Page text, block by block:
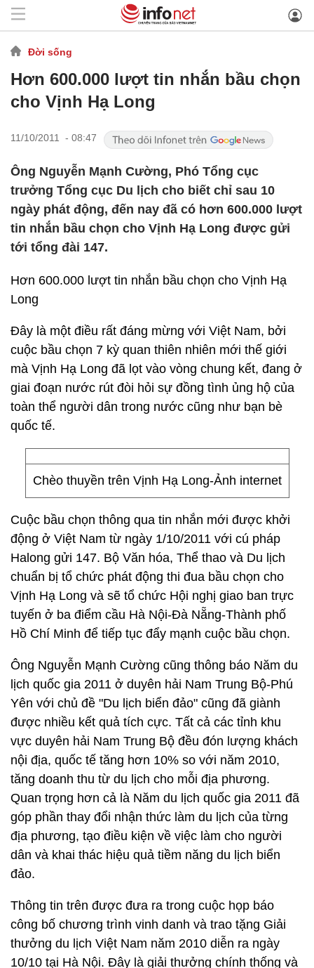
Đời sống
Hơn 600.000 lượt tin nhắn bầu chọn
cho Vịnh Hạ Long
11/10/2011 - 08:47
Ông Nguyễn Mạnh Cường, Phó Tổng cục
trưởng Tổng cục Du lịch cho biết chỉ sau 10
ngày phát động, đến nay đã có hơn 600.000 lượt
tin nhắn bầu chọn cho Vịnh Hạ Long được gửi
tới tổng đài 147.
Hơn 600.000 lượt tin nhắn bầu chọn cho Vịnh Hạ
Long
Đây là một điều rất đáng mừng với Việt Nam, bởi
cuộc bầu chọn 7 kỳ quan thiên nhiên mới thế giới
mà Vịnh Hạ Long đã lọt vào vòng chung kết, đang ở
giai đoạn nước rút đòi hỏi sự đồng tình ủng hộ của
toàn thể người dân trong nước cũng như bạn bè
quốc tế.
Chèo thuyền trên Vịnh Hạ Long-Ảnh internet
Cuộc bầu chọn thông qua tin nhắn mới được khởi
động ở Việt Nam từ ngày 1/10/2011 với cú pháp
Halong gửi 147. Bộ Văn hóa, Thể thao và Du lịch
chuẩn bị tổ chức phát động thi đua bầu chọn cho
Vịnh Hạ Long và sẽ tổ chức Hội nghị giao ban trực
tuyến ở ba điểm cầu Hà Nội-Đà Nẵng-Thành phố
Hồ Chí Minh để tiếp tục đẩy mạnh cuộc bầu chọn.
Ông Nguyễn Mạnh Cường cũng thông báo Năm du
lịch quốc gia 2011 ở duyên hải Nam Trung Bộ-Phú
Yên với chủ đề "Du lịch biển đảo" cũng đã giành
được nhiều kết quả tích cực. Tất cả các tỉnh khu
vực duyên hải Nam Trung Bộ đều đón lượng khách
nội địa, quốc tế tăng hơn 10% so với năm 2010,
tăng doanh thu từ du lịch cho mỗi địa phương.
Quan trọng hơn cả là Năm du lịch quốc gia 2011 đã
góp phần thay đổi nhận thức làm du lịch của từng
địa phương, tạo điều kiện về việc làm cho người
dân và khai thác hiệu quả tiềm năng du lịch biển
đảo.
Thông tin trên được đưa ra trong cuộc họp báo
công bố chương trình vinh danh và trao tặng Giải
thưởng du lịch Việt Nam năm 2010 diễn ra ngày
10/10 tại Hà Nội. Đây là giải thưởng chính thống và